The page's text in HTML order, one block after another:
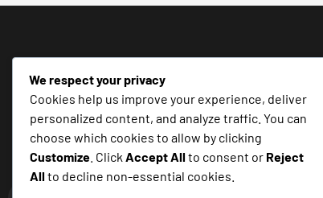
We respect your privacy
Cookies help us improve your experience, deliver
personalized content, and analyze traffic. You can
choose which cookies to allow by clicking
Customize . Click Accept Allto consent or Reject
Allto decline non-essential cookies.